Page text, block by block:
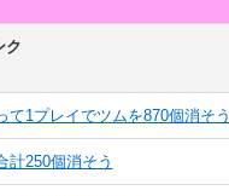
ク
て1プレイでツムを870個消そう
計250個消そう